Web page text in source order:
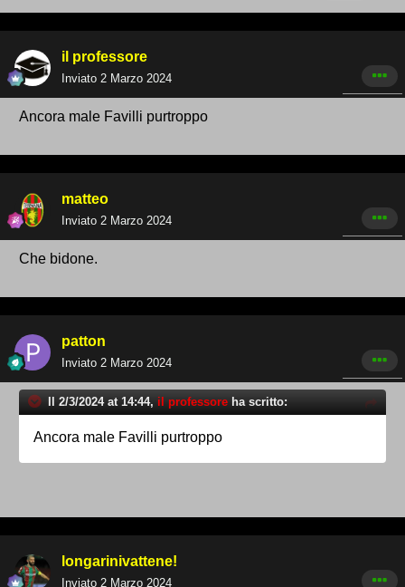
il professore
Inviato 2 Marzo 2024
Ancora male Favilli purtroppo
matteo
Inviato 2 Marzo 2024
Che bidone.
patton
Inviato 2 Marzo 2024
Il 2/3/2024 at 14:44, il professore ha scritto:
Ancora male Favilli purtroppo
longarinivattene!
Inviato 2 Marzo 2024